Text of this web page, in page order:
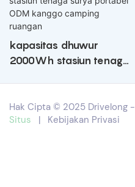
kapasitas dhuwur
2000Wh stasiun tenaga
ruangan
Hak Cipta © 2025 Drivelong -
Situs
| Kebijakan Privasi